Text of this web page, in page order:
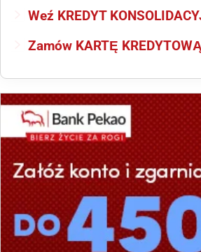
Weź KREDYT
Zamów KARTĘ KREDYTOWĄ